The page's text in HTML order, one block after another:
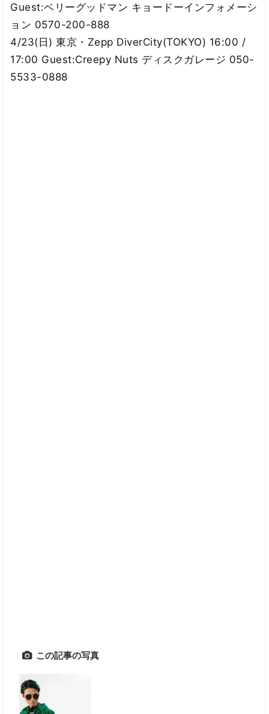
Guest:ベリーグッドマン キョードーインフォメーシ
ョン 0570-200-888
4/23(日) 東京・Zepp DiverCity(TOKYO) 16:00 /
17:00 Guest:Creepy Nuts ディスクガレージ 050-
5533-0888
この記事の写真